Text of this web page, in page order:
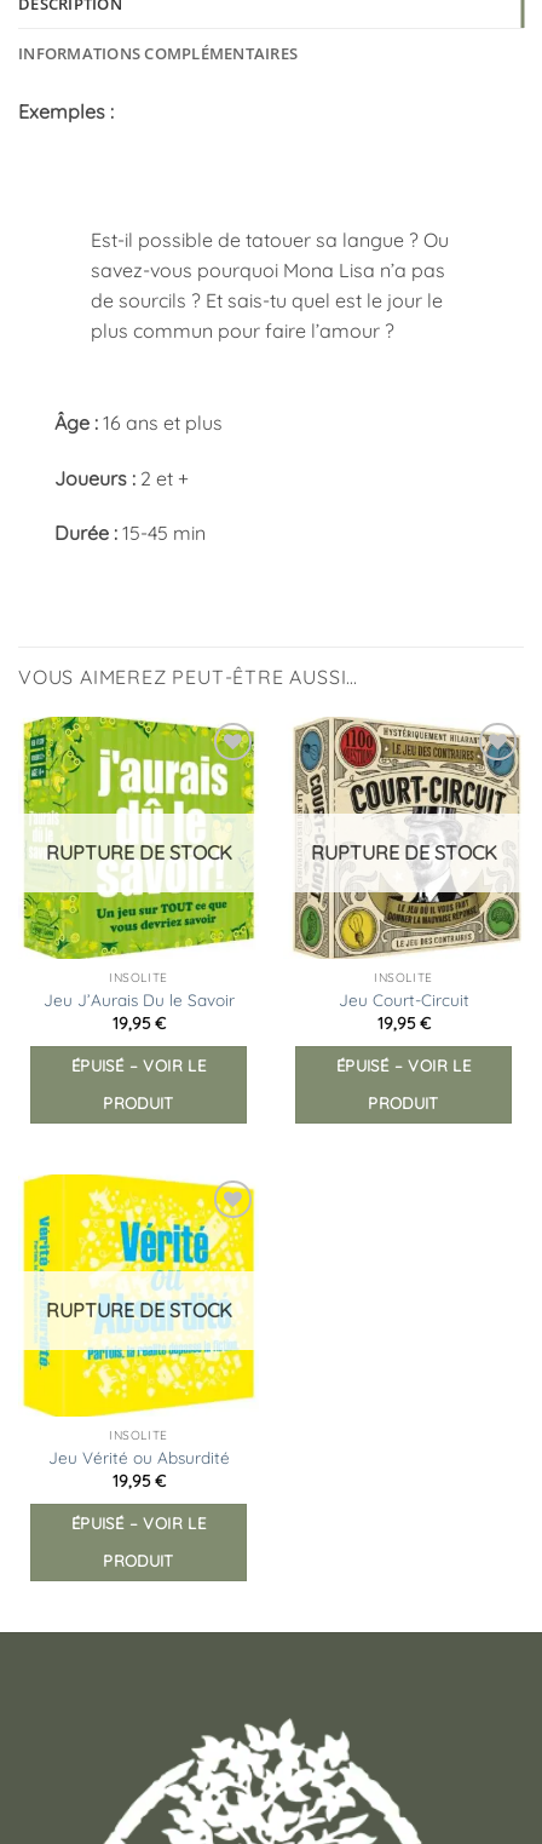
INFORMATIONS COMPLÉMENTAIRES
Exemples :
Est-il possible de tatouer sa langue ? Ou
savez-vous pourquoi Mona Lisa n’a pas
de sourcils ? Et sais-tu quel est le jour le
plus commun pour faire l’amour ?
Âge : 16 ans et plus
Joueurs : 2 et +
Durée : 15-45 min
VOUS AIMEREZ PEUT-ÊTRE AUSSI…
Ajouter
à la
liste
d’envies
RUPTURE DE STOCK
INSOLITE
Jeu J’Aurais Du le Savoir
19,95€
ÉPUISÉ – VOIR LE
PRODUIT
Ajouter
à la
liste
d’envies
RUPTURE DE STOCK
INSOLITE
Jeu Court-Circuit
19,95€
ÉPUISÉ – VOIR LE
PRODUIT
Ajouter
à la
liste
d’envies
RUPTURE DE STOCK
INSOLITE
Jeu Vérité ou Absurdité
19,95€
ÉPUISÉ – VOIR LE
PRODUIT